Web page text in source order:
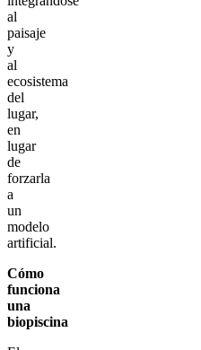
al
paisaje
y
al
ecosistema
del
lugar,
en
lugar
de
forzarla
a
un
modelo
artificial.
Cómo
funciona
una
biopiscina